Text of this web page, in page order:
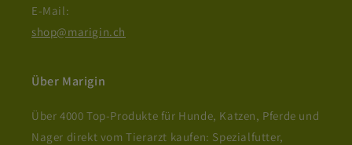
E-Mail:
shop@marigin.ch
Über Marigin
Über 4000 Top-Produkte für Hunde, Katzen, Pferde und
Nager direkt vom Tierarzt kaufen: Spezialfutter,